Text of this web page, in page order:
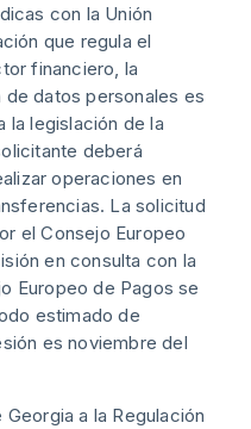
con la Unión
que regula el
financiero, la
datos personales es
la legislación de la
deberá
operaciones en
La solicitud
el Consejo Europeo
en consulta con la
Europeo de Pagos se
estimado de
es noviembre del
a la Regulación